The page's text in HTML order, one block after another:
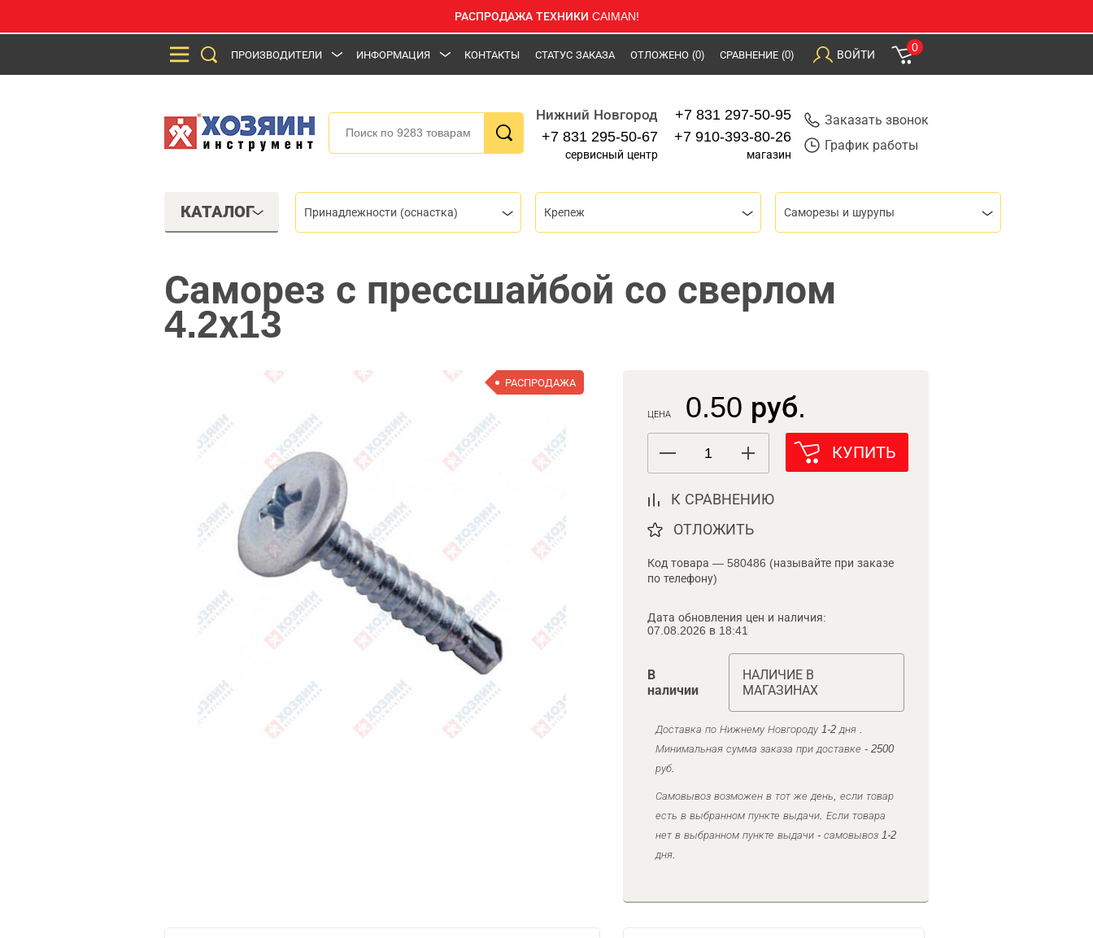
РАСПРОДАЖА ТЕХНИКИ CAIMAN!
ПРОИЗВОДИТЕЛИ ИНФОРМАЦИЯ КОНТАКТЫ СТАТУС ЗАКАЗА ОТЛОЖЕНО (0) СРАВНЕНИЕ (0) ВОЙТИ
0
Нижний Новгород
+7 831 295-50-67
сервисный центр
+7 831 297-50-95
+7 910-393-80-26
магазин
Заказать звонок
График работы
КАТАЛОГ Принадлежности (оснастка) Крепеж Саморезы и шурупы
Саморез с прессшайбой со сверлом
4.2х13
РАСПРОДАЖА
ЦЕНА 0.50 руб.
КУПИТЬ
К СРАВНЕНИЮ
ОТЛОЖИТЬ
Код товара — 580486 (называйте при заказе
по телефону)
Дата обновления цен и наличия:
07.08.2026 в 18:41
В
наличии
НАЛИЧИЕ В
МАГАЗИНАХ
Доставка по Нижнему Новгороду 1-2 дня .
Минимальная сумма заказа при доставке - 2500
руб.
Самовывоз возможен в тот же день, если товар
есть в выбранном пункте выдачи. Если товара
нет в выбранном пункте выдачи - самовывоз 1-2
дня.